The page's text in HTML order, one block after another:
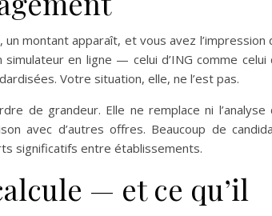
montant apparaît, et vous avez l’impression
en ligne — celui d’ING comme celui
Votre situation, elle, ne l’est pas.
de grandeur. Elle ne remplace ni l’analyse
avec d’autres offres. Beaucoup de
significatifs entre établissements.
— et ce qu’il